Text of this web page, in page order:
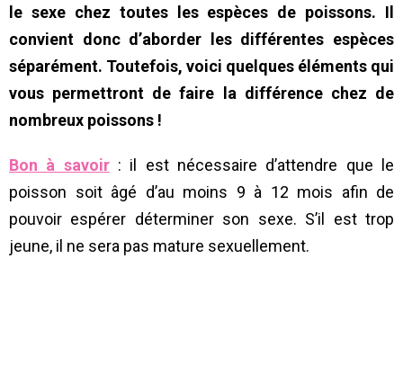
le sexe chez toutes les espèces de poissons. Il
convient donc d’aborder les différentes espèces
séparément. Toutefois, voici quelques éléments qui
vous permettront de faire la différence chez de
nombreux poissons !
Bon à savoir: il est nécessaire d’attendre que le
poisson soit âgé d’au moins 9 à 12 mois afin de
pouvoir espérer déterminer son sexe. S’il est trop
jeune, il ne sera pas mature sexuellement.